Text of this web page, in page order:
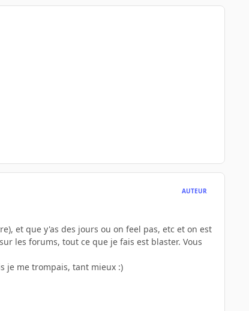
AUTEUR
et que y'as des jours ou on feel pas, etc et on est
les forums, tout ce que je fais est blaster. Vous
je me trompais, tant mieux :)